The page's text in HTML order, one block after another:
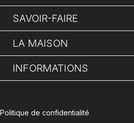
SAVOIR-FAIRE
LA MAISON
INFORMATIONS
Politique de confidentialité